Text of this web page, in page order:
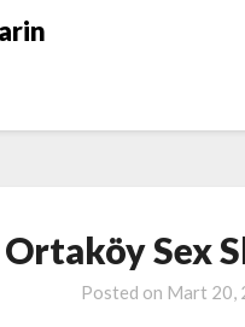
Sex
Posted on Mart 20,